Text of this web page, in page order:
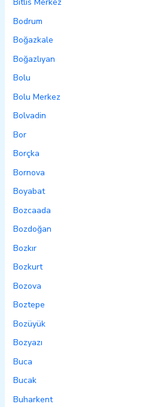
Bodrum
Boğazkale
Boğazlıyan
Bolu
Bolu Merkez
Bolvadin
Bor
Borçka
Bornova
Boyabat
Bozcaada
Bozdoğan
Bozkır
Bozkurt
Bozova
Boztepe
Bozüyük
Bozyazı
Buca
Bucak
Buharkent